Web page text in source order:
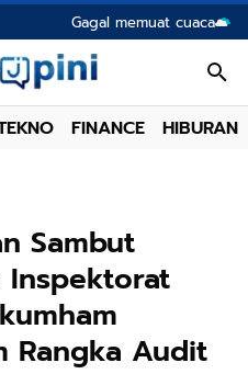
Gagal memuat cuaca
FINANCE HIBURAN
Sambut
Inspektorat
Rangka Audit